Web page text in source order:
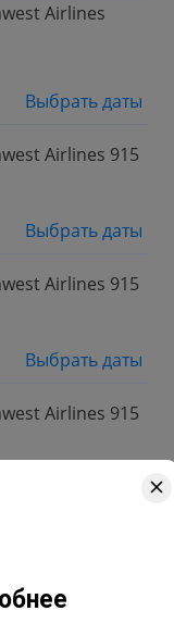
Airlines
Выбрать даты
Airlines 915
Выбрать даты
Airlines 915
Выбрать даты
Airlines 915
Airlines 915